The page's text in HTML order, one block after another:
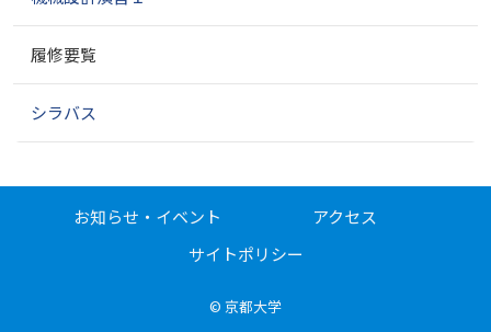
ン
履修要覧
シラバス
© 京都大学
お知らせ・イベント
アクセス
サイトポリシー